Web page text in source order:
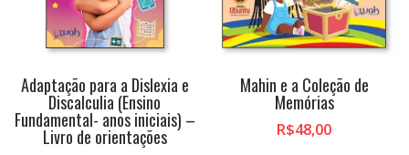
Adaptação para a Dislexia e
Discalculia (Ensino
Fundamental- anos iniciais) –
Livro de orientações
Mahin e a Coleção de
Memórias
R$48,00